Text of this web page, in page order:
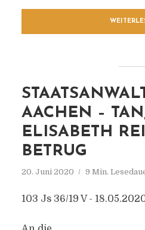
AACHEN –
ELISABETH
BETRUG
20. Juni 2020 9 Min.
103 Js 36/19 V -